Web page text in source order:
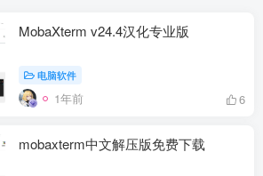
MobaXterm v24.4汉化专业版
电脑软件
1年前 6
mobaxterm中文解压版免费下载